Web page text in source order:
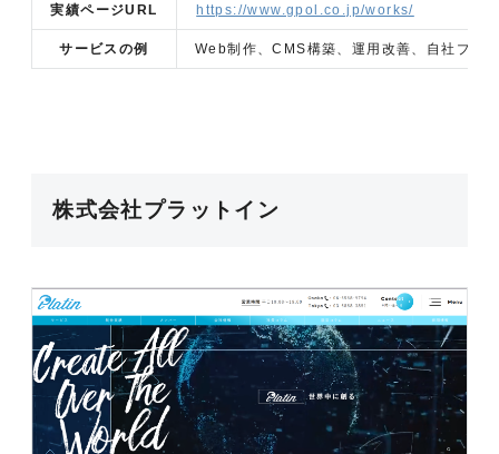
実績ページURL https://www.gpol.co.jp/works/
サービスの例 Web制作、CMS構築、運用改善、自社プロ
株式会社プラットイン